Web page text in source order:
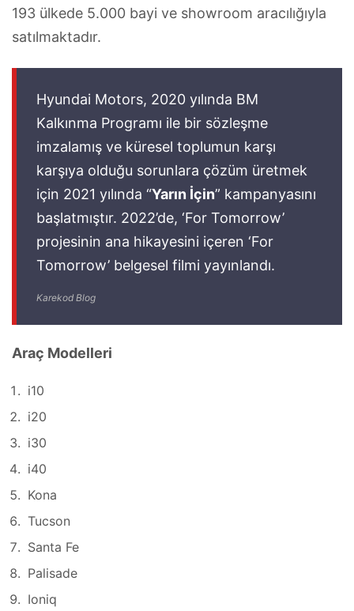
193 ülkede 5.000 bayi ve showroom aracılığıyla
satılmaktadır.
Hyundai Motors, 2020 yılında BM
Kalkınma Programı ile bir sözleşme
imzalamış ve küresel toplumun karşı
karşıya olduğu sorunlara çözüm üretmek
için 2021 yılında “Yarın İçin” kampanyasını
başlatmıştır. 2022’de, ‘For Tomorrow’
projesinin ana hikayesini içeren ‘For
Tomorrow’ belgesel filmi yayınlandı.
Karekod Blog
Araç Modelleri
i10
i20
i30
i40
Kona
Tucson
Santa Fe
Palisade
Ioniq